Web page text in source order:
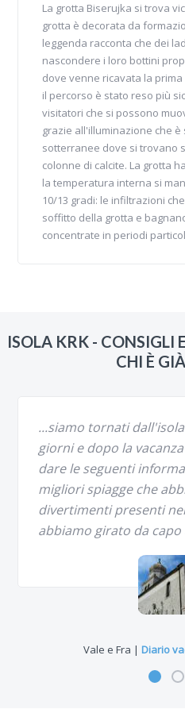
La grotta Biserujka si trova
grotta è decorata da
leggenda racconta che dei
nascondere i loro bottini
dove venne ricavata la
il percorso è stato reso più
visitatori che si possono
grazie all'illuminazione che
sotterranee dove si trovano
colonne di calcite. La grotta
la temperatura interna si
10/13 gradi: le infiltrazioni
soffitto della grotta e
concentrate in periodi
ISOLA KRK - CONSIGLI
CHI È
...siamo tornati
giorni e dopo la
dare le seguenti
migliori spiagge che
divertimenti presenti
abbiamo girato da capo
Vale e Fra | Diario